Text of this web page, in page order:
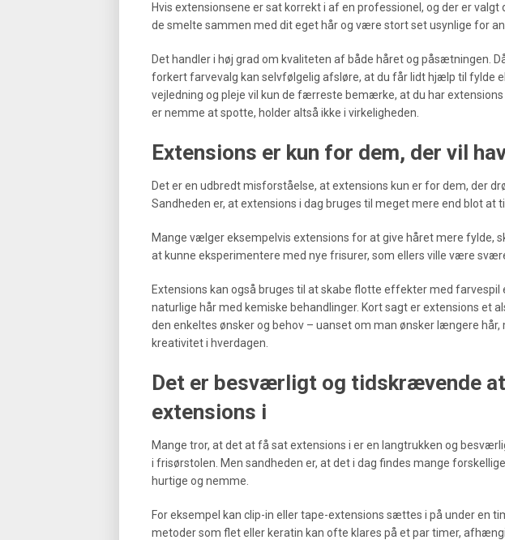
Hvis extensionsene er sat korrekt i af en professionel, og der er valgt
de smelte sammen med dit eget hår og være stort set usynlige for
Det handler i høj grad om kvaliteten af både håret og påsætningen.
forkert farvevalg kan selvfølgelig afsløre, at du får lidt hjælp til fylde
vejledning og pleje vil kun de færreste bemærke, at du har
er nemme at spotte, holder altså ikke i virkeligheden.
Extensions er kun for dem, der vil
Det er en udbredt misforståelse, at extensions kun er for dem, der
Sandheden er, at extensions i dag bruges til meget mere end blot at
Mange vælger eksempelvis extensions for at give håret mere fylde,
at kunne eksperimentere med nye frisurer, som ellers ville være
Extensions kan også bruges til at skabe flotte effekter med farvespil
naturlige hår med kemiske behandlinger. Kort sagt er extensions et
den enkeltes ønsker og behov – uanset om man ønsker længere
kreativitet i hverdagen.
Det er besværligt og tidskrævende
extensions i
Mange tror, at det at få sat extensions i er en langtrukken og
i frisørstolen. Men sandheden er, at det i dag findes mange
hurtige og nemme.
For eksempel kan clip-in eller tape-extensions sættes i på under en
metoder som flet eller keratin kan ofte klares på et par timer,